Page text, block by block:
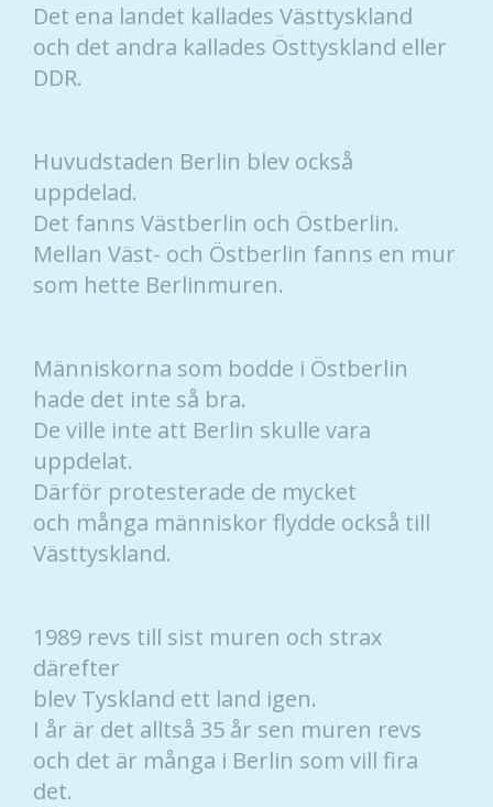
Det ena landet kallades Västtyskland
och det andra kallades Östtyskland eller
DDR.
Huvudstaden Berlin blev också
uppdelad.
Det fanns Västberlin och Östberlin.
Mellan Väst- och Östberlin fanns en mur
som hette Berlinmuren.
Människorna som bodde i Östberlin
hade det inte så bra.
De ville inte att Berlin skulle vara
uppdelat.
Därför protesterade de mycket
och många människor flydde också till
Västtyskland.
1989 revs till sist muren och strax
därefter
blev Tyskland ett land igen.
I år är det alltså 35 år sen muren revs
och det är många i Berlin som vill fira
det.